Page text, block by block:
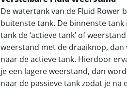
De watertank van de Fluid Rower
buitenste tank. De binnenste tank
tank de ‘actieve tank’ of
weerstand met de draaiknop,
naar de actieve tank. Hierdoor
je een lagere weerstand, dan
naar de passieve tank zodat je